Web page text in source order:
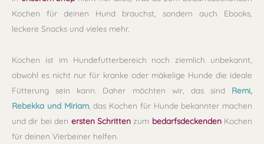
Kochen für deinen Hund brauchst, sondern auch Ebooks,
leckere Snacks und vieles mehr.
Kochen ist im Hundefutterbereich noch ziemlich unbekannt,
obwohl es nicht nur für kranke oder mäkelige Hunde die ideale
Fütterung sein kann. Daher möchten wir, das sind Remi,
Rebekka und Miriam, das Kochen für Hunde bekannter machen
und dir bei den ersten Schrittenzum bedarfsdeckendenKochen
für deinen Vierbeiner helfen.